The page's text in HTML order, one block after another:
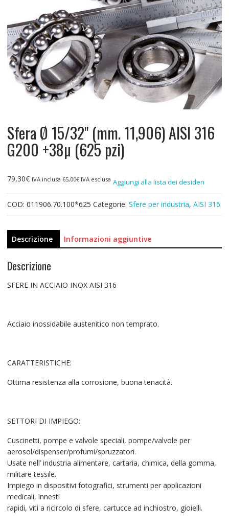
Sfera Ø 15/32" (mm. 11,906) AISI 316
G200 +38µ (625 pzi)
79,30€ IVA inclusa 65,00€IVA esclusa Aggiungi alla lista dei desideri
COD: 011906.70.100*625 Categorie: Sfere per industria, AISI 316
Descrizione Informazioni aggiuntive
Descrizione
SFERE IN ACCIAIO INOX AISI 316
Acciaio inossidabile austenitico non temprato.
CARATTERISTICHE:
Ottima resistenza alla corrosione, buona tenacità.
SETTORI DI IMPIEGO:
Cuscinetti, pompe e valvole speciali, pompe/valvole per
aerosol/dispenser/profumi/spruzzatori.
Usate nell’ industria alimentare, cartaria, chimica, della gomma,
militare tessile.
Impiego in dispositivi fotografici, strumenti per applicazioni
medicali, innesti
rapidi, viti a ricircolo di sfere, cartucce ad inchiostro, gioielli.